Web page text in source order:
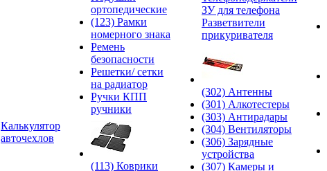
Калькулятор
авточехлов
ортопедические
(123) Рамки
номерного знака
Ремень
безопасности
Решетки/ сетки
на радиатор
Ручки КПП
ручники
(113) Коврики
ЗУ для телефона
Разветвители
прикуривателя
(302) Антенны
(301) Алкотестеры
(303) Антирадары
(304) Вентиляторы
(306) Зарядные
устройства
(307) Камеры и